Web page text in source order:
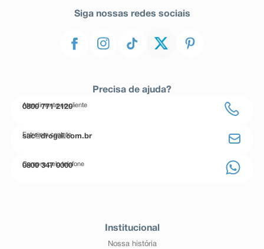
Siga nossas redes sociais
Precisa de ajuda?
Atendimento ao cliente
0800 771 2120
Entre em contato
sac@drogal.com.br
Compre pelo telefone
0800 347 0000
Institucional
Nossa história